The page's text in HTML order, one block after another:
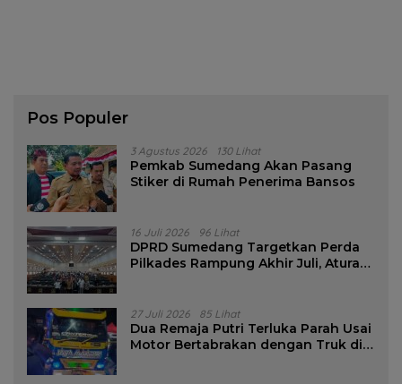
Pos Populer
3 Agustus 2026 130 Lihat
Pemkab Sumedang Akan Pasang
Stiker di Rumah Penerima Bansos
16 Juli 2026 96 Lihat
DPRD Sumedang Targetkan Perda
Pilkades Rampung Akhir Juli, Aturan
27 Juli 2026 85 Lihat
Dua Remaja Putri Terluka Parah Usai
Motor Bertabrakan dengan Truk di